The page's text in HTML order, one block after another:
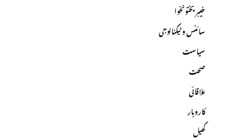
خیبرپختونخوا
سائنس و ٹیکنالوجی
سیاست
صحت
علاقائی
کاروبار
کھیل